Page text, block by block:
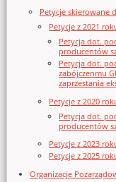
Petycje skierowane
Petycje z 2021
Petycja dot.
producentów
Petycja dot.
zabójczenmu
zaprzestania
Petycje z 2020
Petycja dot.
producentów
Petycje z 2023
Petycje z 2025
Organizacje